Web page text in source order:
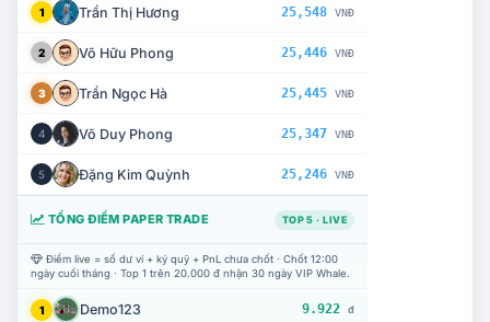
1 Trần Thị Hương 25,548 VNĐ
2 Võ Hữu Phong 25,446 VNĐ
3 Trần Ngọc Hà 25,445 VNĐ
4 Võ Duy Phong 25,347 VNĐ
5 Đặng Kim Quỳnh 25,246 VNĐ
TỔNG ĐIỂM PAPER TRADE TOP 5 · LIVE
Điểm live = số dư ví + ký quỹ + PnL chưa chốt · Chốt 12:00
ngày cuối tháng · Top 1 trên 20.000 đ nhận 30 ngày VIP Whale.
1 Demo123 9.922 đ